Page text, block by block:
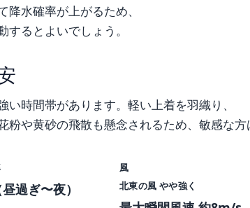
水確率が上がるため、
るとよいでしょう。
時間帯があります。軽い上着を羽織り、
や黄砂の飛散も懸念されるため、敏感な方
過ぎ〜夜）
風
北東の風 やや強く